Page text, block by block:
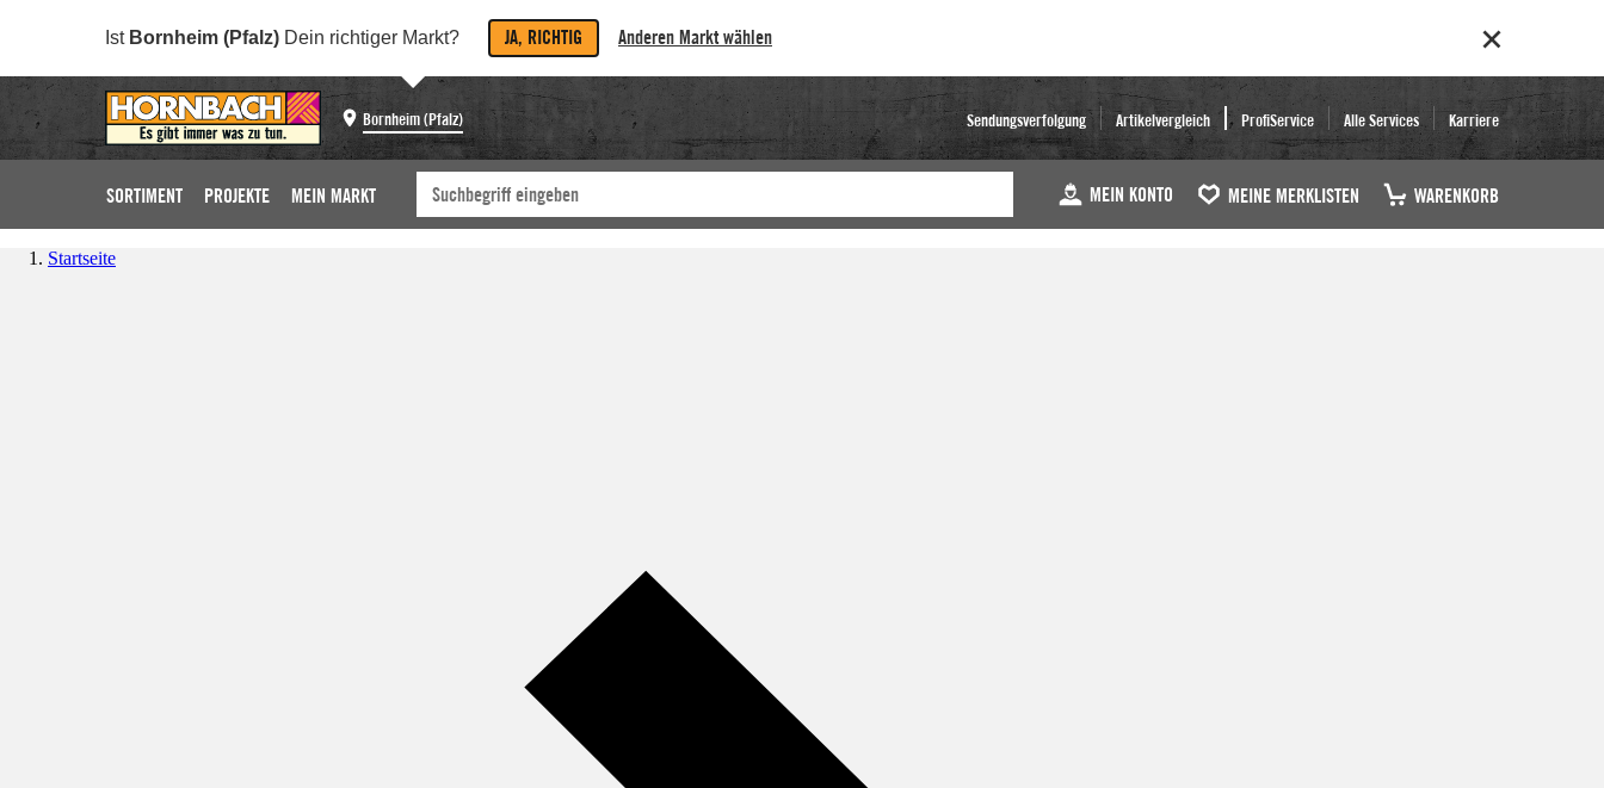
Ist Bornheim (Pfalz) Dein richtiger Markt? JA, RICHTIG Anderen Markt wählen
Bornheim (Pfalz) Sendungsverfolgung Artikelvergleich ProfiService Alle Services Karriere
SORTIMENT PROJEKTE MEIN MARKT MEIN KONTO MEINE MERKLISTEN WARENKORB
Startseite